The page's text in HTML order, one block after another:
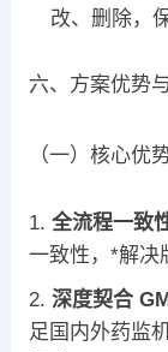
改、删除，
六、方案优势
（一）核心优
全流程一致
一致性，*解决
深度契合
足国内外药监